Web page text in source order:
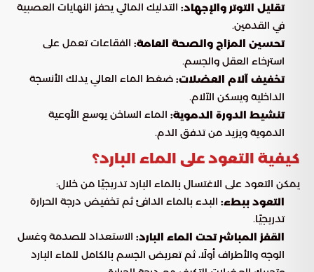
تقليل التوتر والإجهاد: التدليك المائي يحفز النهايات العصبية
في القدمين.
تحسين المزاج والصحة العامة: الفقاعات تعمل على
استرخاء العقل والجسم.
تخفيف آلام العضلات: ضغط الماء العالي يدلك الأنسجة
الداخلية ويسكن الآلام.
تنشيط الدورة الدموية: الماء الساخن يوسع الأوعية
الدموية ويزيد من تدفق الدم.
كيفية التعود على الماء البارد؟
يمكن التعود على الاغتسال بالماء البارد تدريجيًا من خلال:
التعود ببطء: البدء بالماء الدافئ ثم تخفيض درجة الحرارة
تدريجيًا.
القفز المباشر تحت الماء البارد: الاستعداد للصدمة وغسل
الوجه والأطراف أولًا، ثم تعريض الجسم بالكامل للماء البارد